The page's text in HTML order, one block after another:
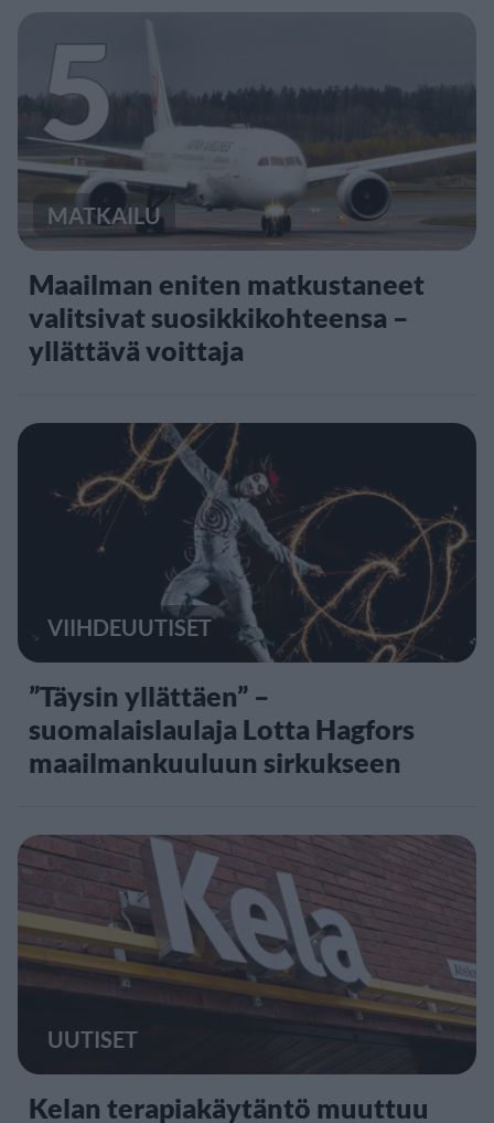
5
MATKAILU
Maailman eniten matkustaneet
valitsivat suosikkikohteensa –
yllättävä voittaja
VIIHDEUUTISET
”Täysin yllättäen” –
suomalaislaulaja Lotta Hagfors
maailmankuuluun sirkukseen
UUTISET
Kelan terapiakäytäntö muuttuu